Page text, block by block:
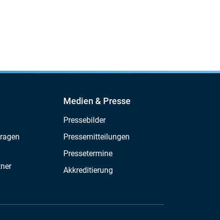
Medien & Presse
Pressebilder
Pressemitteilungen
Pressetermine
Akkreditierung